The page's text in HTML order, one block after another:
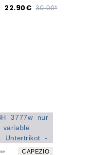
22.90€ 30.00*
CAPEZIO